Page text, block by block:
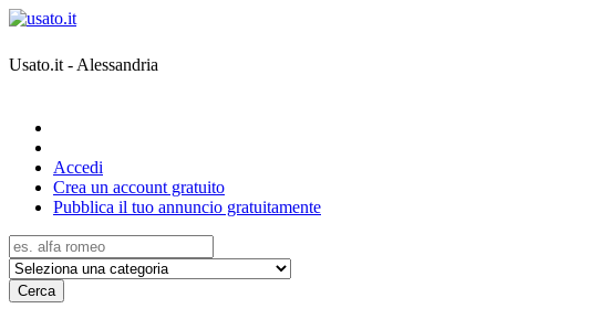
Usato.it - Alessandria
Accedi
Crea un account gratuito
Pubblica il tuo annuncio gratuitamente
Cerca